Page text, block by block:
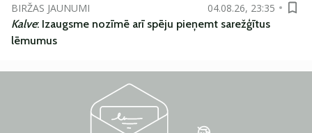
BIRŽAS JAUNUMI
04.08.26, 23:35
Kalve: Izaugsme nozīmē arī spēju pieņemt sarežģītus
lēmumus